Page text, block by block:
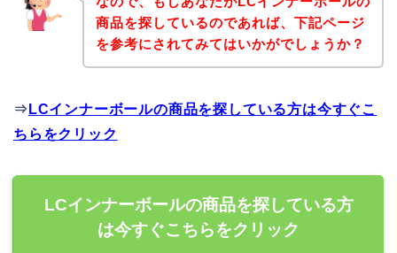
商品を探しているのであれば、下記ページ
を参考にされてみてはいかがでしょうか？
⇒ LCインナーボールの商品を探している方は今すぐこ
ちらをクリック
LCインナーボールの商品を探している方
は今すぐこちらをクリック